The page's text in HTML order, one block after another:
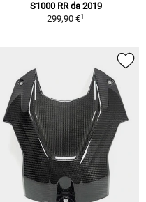
S1000 RR da 2019
299,90 €1